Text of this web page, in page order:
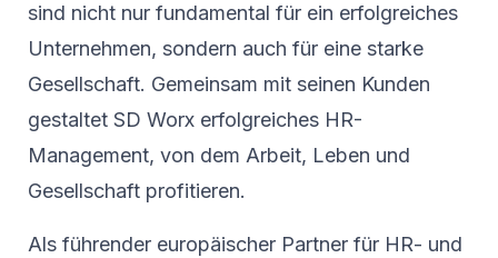
sind nicht nur fundamental für ein erfolgreiches
Unternehmen, sondern auch für eine starke
Gesellschaft. Gemeinsam mit seinen Kunden
gestaltet SD Worx erfolgreiches HR-
Management, von dem Arbeit, Leben und
Gesellschaft profitieren.
Als führender europäischer Partner für HR- und